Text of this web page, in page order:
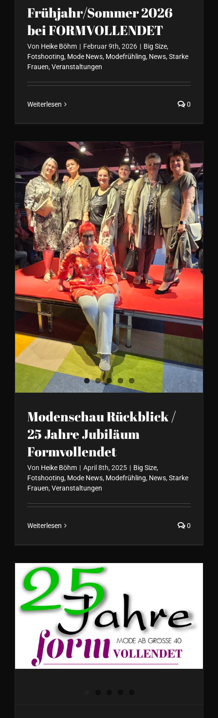
Frühjahr/Sommer 2026
bei FORMVOLLENDET
Von Heike Böhm | Februar 9th, 2026 | Big Size,
Fotshooting, Mode News, Modefrühling, News, Starke
Frauen, Veranstaltungen
Weiterlesen 0
Modenschau Rückblick / 25
Jahre Jubiläum
Formvollendet
Modenschau Rückblick /
25 Jahre Jubiläum
Formvollendet
Von Heike Böhm | April 8th, 2025 | Big Size,
Fotshooting, Mode News, Modefrühling, News, Starke
Frauen, Veranstaltungen
Weiterlesen 0
25 Jahre FORMVOLLENDET //
Frühjahr/Sommer Kollektion
2025